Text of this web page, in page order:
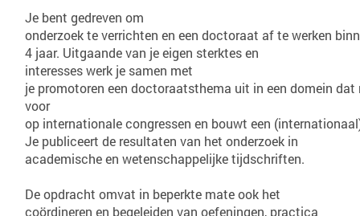
Je bent gedreven om
onderzoek te verrichten en een doctoraat af te werken
4 jaar. Uitgaande van je eigen sterktes en
interesses werk je samen met
je promotoren een doctoraatsthema uit in een domein
voor
op internationale congressen en bouwt een
Je publiceert de resultaten van het onderzoek in
academische en wetenschappelijke tijdschriften.
De opdracht omvat in beperkte mate ook het
coördineren en begeleiden van oefeningen, practica